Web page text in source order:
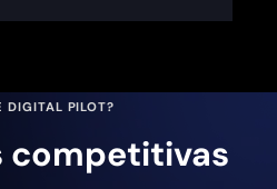
DIGITAL PILOT?
competitivas